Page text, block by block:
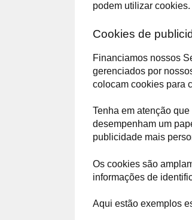
podem utilizar cookies.
Cookies de
Financiamos nossos
gerenciados por
colocam cookies para
Tenha em atenção
desempenham um
publicidade mais
Os cookies são
informações de
Aqui estão exemplos